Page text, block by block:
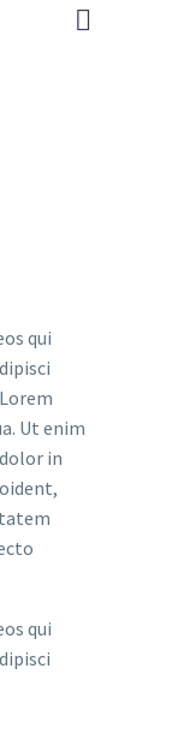

qui
Ut enim
in
qui